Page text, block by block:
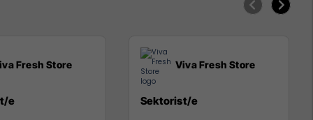
Fresh Store
e
Viva Fresh Store
Sektorist/e